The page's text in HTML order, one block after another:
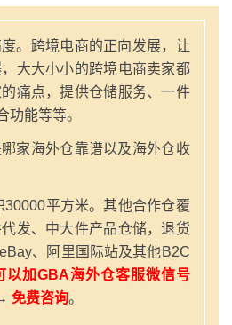
。跨境电商的正向发展，让
大大小小的跨境电商卖家都
痛点，提供仓储服务、一件
能等等。
家海外仓靠谱以及海外仓收
平方米。其他合作仓覆
发、中大件产品仓储，退货
、阿里国际站及其他B2C
以加GBA海外仓客服微信号
免费咨询。